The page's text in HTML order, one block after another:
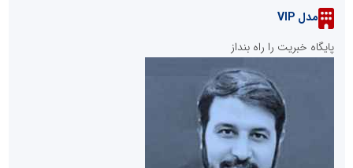
مدل VIP
پایگاه خبریت را راه بنداز